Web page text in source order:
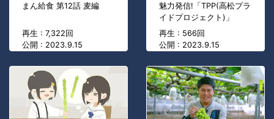
まん給食 第12話 麦編
再生 : 7,322回
公開 : 2023.9.15
魅力発信!「TPP(高松プラ
イドプロジェクト)」
再生 : 566回
公開 : 2023.9.15